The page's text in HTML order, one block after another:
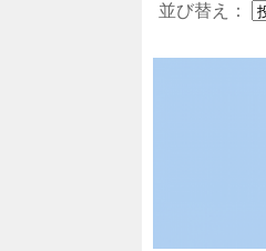
並び替え：